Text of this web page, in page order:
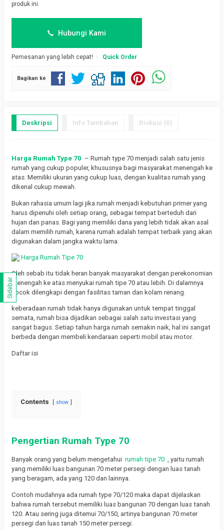
produk ini.
Hubungi Kami
Pemesanan yang lebih cepat! Quick Order
Bagikan ke
Deskripsi Info Tambahan Diskusi (0)
Harga Rumah Type 70 – Rumah type 70 menjadi salah satu jenis
rumah yang cukup populer, khususnya bagi masyarakat menengah ke
atas. Memiliki ukuran yang cukup luas, dengan kualitas rumah yang
dikenal cukup mewah.
Bukan rahasia umum lagi jika rumah menjadi kebutuhan primer yang
harus dipenuhi oleh setiap orang, sebagai tempat berteduh dari
hujan dan panas. Bagi yang memiliki dana yang lebih tidak akan asal
dalam memilih rumah, karena rumah adalah tempat terbaik yang akan
digunakan dalam jangka waktu lama.
Harga Rumah Tipe 70
Oleh sebab itu tidak heran banyak masyarakat dengan perekonomian
menengah ke atas menyukai rumah tipe 70 atau lebih. Di dalamnya
cocok dilengkapi dengan fasilitas taman dan kolam renang.
keberadaan rumah tidak hanya digunakan untuk tempat tinggal
semata, rumah bisa dijadikan sebagai salah satu investasi yang
sangat bagus. Setiap tahun harga rumah semakin naik, hal ini sangat
berbeda dengan membeli kendaraan seperti mobil atau motor.
Daftar isi
Contents show
Pengertian Rumah Type 70
Banyak orang yang belum mengetahui rumah tipe 70 , yaitu rumah
yang memiliki luas bangunan 70 meter persegi dengan luas tanah
yang beragam, ada yang 120 dan lainnya.
Contoh mudahnya ada rumah type 70/120 maka dapat dijelaskan
bahwa rumah tersebut memiliki luas bangunan 70 dengan luas tanah
120. Atau sering juga ditemui 70/150, artinya bangunan 70 meter
persegi dan luas tanah 150 meter persegi.
Sidebar